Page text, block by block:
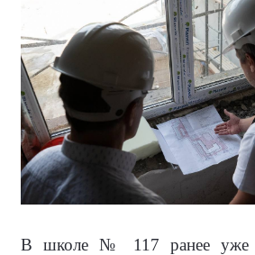
В школе № 117 ранее уже